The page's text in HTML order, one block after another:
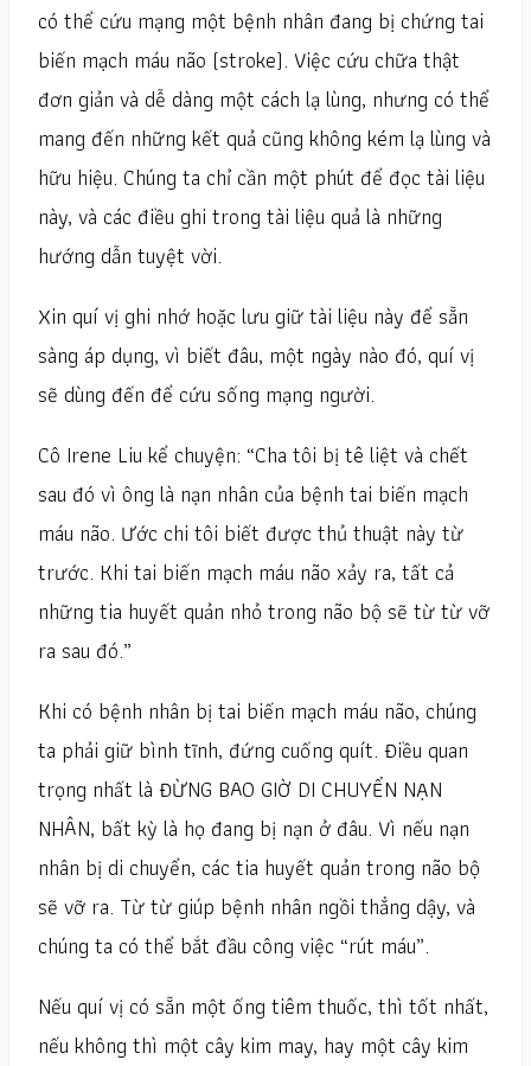
có thể cứu mạng một bệnh nhân đang bị chứng tai
biến mạch máu não (stroke). Việc cứu chữa thật
đơn giản và dễ dàng một cách lạ lùng, nhưng có thể
mang đến những kết quả cũng không kém lạ lùng và
hữu hiệu. Chúng ta chỉ cần một phút để đọc tài liệu
này, và các điều ghi trong tài liệu quả là những
hướng dẫn tuyệt vời.
Xin quí vị ghi nhớ hoặc lưu giữ tài liệu này để sẵn
sàng áp dụng, vì biết đâu, một ngày nào đó, quí vị
sẽ dùng đến để cứu sống mạng người.
Cô Irene Liu kể chuyện: “Cha tôi bị tê liệt và chết
sau đó vì ông là nạn nhân của bệnh tai biến mạch
máu não. Ước chi tôi biết được thủ thuật này từ
trước. Khi tai biến mạch máu não xảy ra, tất cả
những tia huyết quản nhỏ trong não bộ sẽ từ từ vỡ
ra sau đó.”
Khi có bệnh nhân bị tai biến mạch máu não, chúng
ta phải giữ bình tĩnh, đứng cuống quít. Điều quan
trọng nhất là ĐỪNG BAO GIỜ DI CHUYỂN NẠN
NHÂN, bất kỳ là họ đang bị nạn ở đâu. Vì nếu nạn
nhân bị di chuyển, các tia huyết quản trong não bộ
sẽ vỡ ra. Từ từ giúp bệnh nhân ngồi thẳng dậy, và
chúng ta có thể bắt đầu công việc “rút máu”.
Nếu quí vị có sẵn một ống tiêm thuốc, thì tốt nhất,
nếu không thì một cây kim may, hay một cây kim